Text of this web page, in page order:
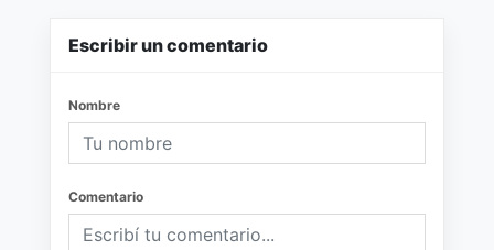
Escribir un comentario
Nombre
Comentario